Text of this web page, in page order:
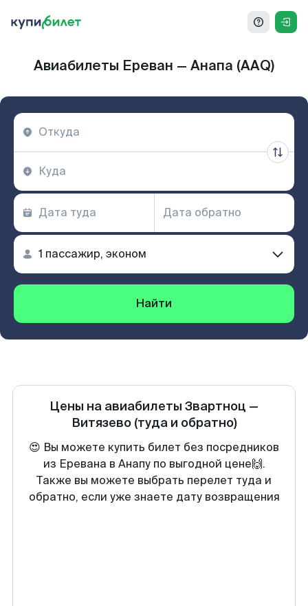
Авиабилеты Ереван — Анапа (AAQ)
Найти
Цены на авиабилеты Звартноц —
Витязево (туда и обратно)
😍 Вы можете купить билет без посредников
из Еревана в Анапу по выгодной цене🙌.
Также вы можете выбрать перелет туда и
обратно, если уже знаете дату возвращения